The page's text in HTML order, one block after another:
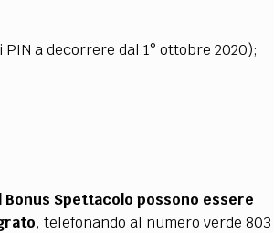
a decorrere dal 1° ottobre 2020);
Spettacolo possono essere
, telefonando al numero verde 803